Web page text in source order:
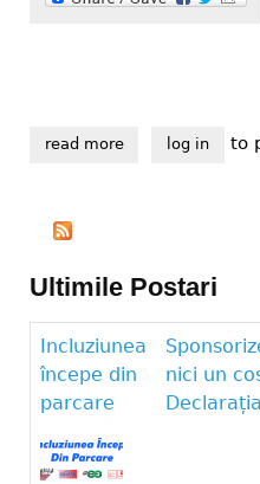
read moreabout scolile de
log in to
Ultimile Postari
Incluziunea
începe din
parcare
nici un